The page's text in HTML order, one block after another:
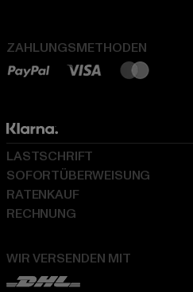
ZAHLUNGSMETHODEN
WIR VERSENDEN MIT
LASTSCHRIFT
SOFORTÜBERWEISUNG
RATENKAUF
RECHNUNG